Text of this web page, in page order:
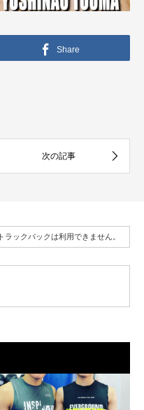
Share
トラックバックは利用できません。